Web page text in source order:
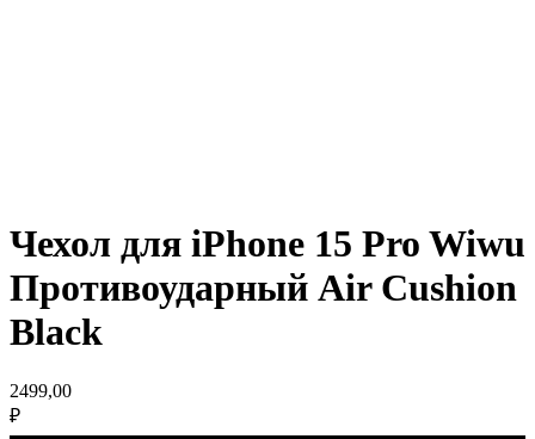
Чехол для iPhone 15 Pro Wiwu
Противоударный Air Cushion
Black
2499,00
₽